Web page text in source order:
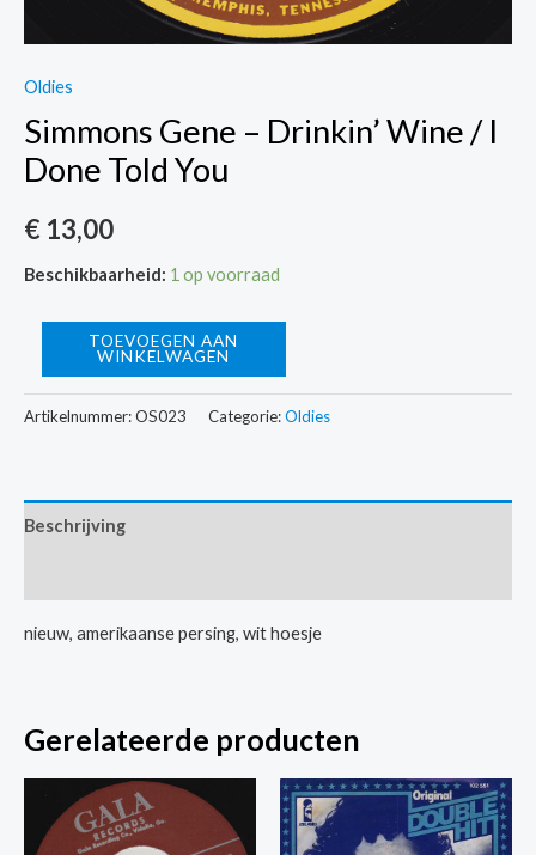
Oldies
Simmons Gene – Drinkin’ Wine / I
Done Told You
€ 13,00
Beschikbaarheid: 1 op voorraad
Simmons
-
/
I
You
TOEVOEGEN AAN
WINKELWAGEN
Artikelnummer:OS023 Categorie:Oldies
Beschrijving
nieuw, amerikaanse persing, wit hoesje
Gerelateerde producten